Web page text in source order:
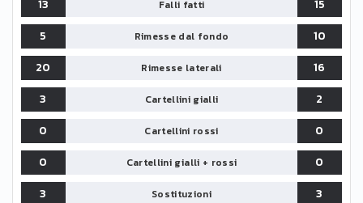
13
Falli fatti
15
5
Rimesse dal fondo
10
20
Rimesse laterali
16
3
Cartellini gialli
2
0
Cartellini rossi
0
0
Cartellini gialli + rossi
0
3
Sostituzioni 3